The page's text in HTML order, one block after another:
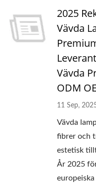
2025
Vävda
Vävda
ODM
11 Sep,
Vävda
fibrer och
estetisk
År 2025